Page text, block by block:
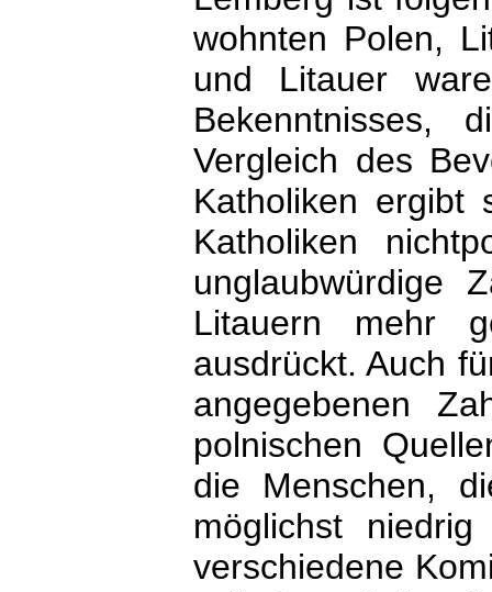
wohnten Polen,
und Litauer
Bekenntnisses,
Vergleich des
Katholiken ergibt
Katholiken
unglaubwürdige
Litauern mehr
ausdrückt. Auch
angegebenen
polnischen
die Menschen,
möglichst
verschiedene